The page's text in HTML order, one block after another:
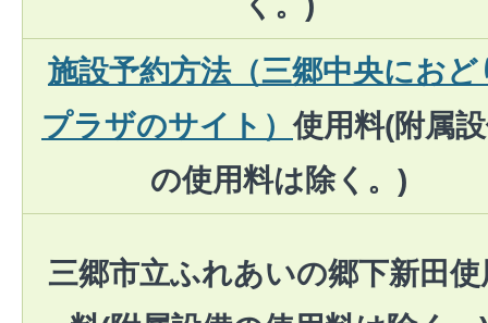
施設予約方法（三郷中央におど
プラザのサイト）使用料(附属
の使用料は除く。)
三郷市立ふれあいの郷下新田使